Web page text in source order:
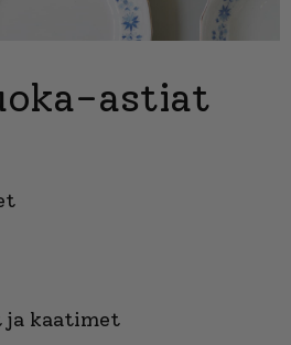
astiat
ja kaatimet